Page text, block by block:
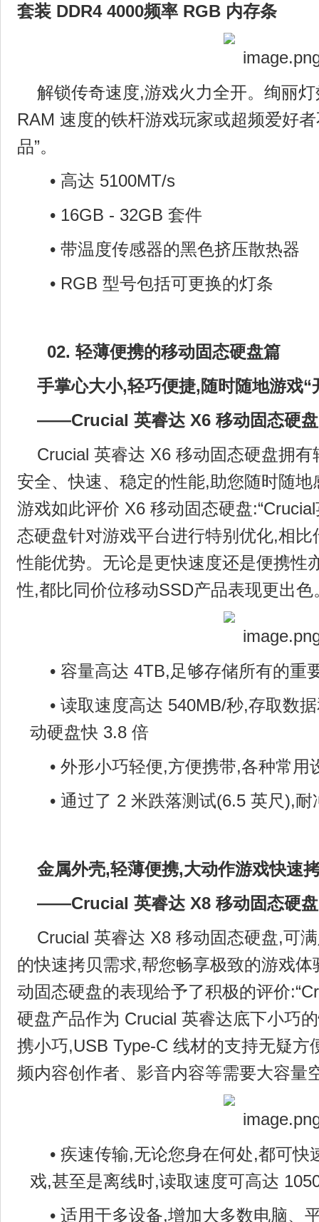
套装 DDR4 4000频率 RGB 内存条
解锁传奇速度,游戏火力全开。绚丽
RAM 速度的铁杆游戏玩家或超频爱好
品”。
• 高达 5100MT/s
• 16GB - 32GB 套件
• 带温度传感器的黑色挤压散热器
• RGB 型号包括可更换的灯条
02. 轻薄便携的移动固态硬盘篇
手掌心大小,轻巧便捷,随时随地游戏“
——Crucial 英睿达 X6 移动固态硬盘
Crucial 英睿达 X6 移动固态硬盘拥有
安全、快速、稳定的性能,助您随时随
游戏如此评价 X6 移动固态硬盘
态硬盘针对游戏平台进行特别优化,相
性能优势。无论是更快速度还是便携性
性,都比同价位移动SSD产品表现更出色
• 容量高达 4TB,足够存储所有的重
• 读取速度高达 540MB/秒,存取数
动硬盘快 3.8 倍
• 外形小巧轻便,方便携带,各种常用
• 通过了 2 米跌落测试(6.5 英尺),
金属外壳,轻薄便携,大动作游戏快速
——Crucial 英睿达 X8 移动固态硬盘
Crucial 英睿达 X8 移动固态硬盘,可
的快速拷贝需求,帮您畅享极致的游戏
动固态硬盘的表现给予了积极的评价
硬盘产品作为 Crucial 英睿达底下小巧
携小巧,USB Type-C 线材的支持无疑方
频内容创作者、影音内容等需要大容量
• 疾速传输,无论您身在何处,都可快
戏,甚至是离线时,读取速度可高达
• 适用于多设备,增加大多数电脑、